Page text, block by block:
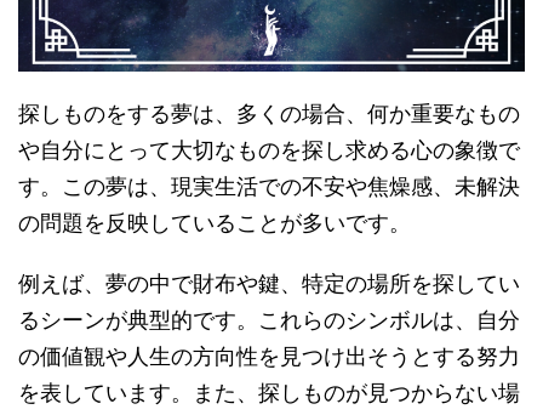
探しものをする夢は、多くの場合、何か重要なもの
や自分にとって大切なものを探し求める心の象徴で
す。この夢は、現実生活での不安や焦燥感、未解決
の問題を反映していることが多いです。
例えば、夢の中で財布や鍵、特定の場所を探してい
るシーンが典型的です。これらのシンボルは、自分
の価値観や人生の方向性を見つけ出そうとする努力
を表しています。また、探しものが見つからない場